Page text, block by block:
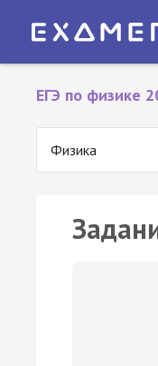
ЕГЭ по физике
Физика